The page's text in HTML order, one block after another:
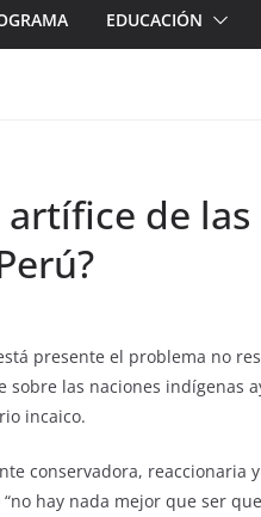
EDUCACIÓN
artífice de
presente el problema no
las naciones indígenas
incaico.
conservadora, reaccionaria
hay nada mejor que ser